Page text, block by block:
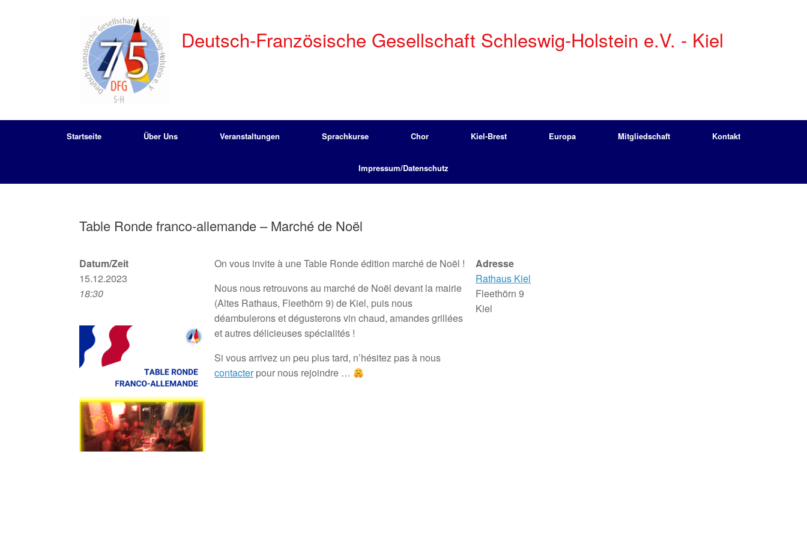
Deutsch-Französische Gesellschaft Schleswig-Holstein e.V. - Kiel
Startseite Über Uns Veranstaltungen Sprachkurse Chor Kiel-Brest Europa Mitgliedschaft Kontakt
Impressum/Datenschutz
Table Ronde franco-allemande – Marché de Noël
Datum/Zeit
15.12.2023
18:30
On vous invite à une Table Ronde édition marché de Noël !
Nous nous retrouvons au marché de Noël devant la mairie
(Altes Rathaus, Fleethörn 9) de Kiel, puis nous
déambulerons et dégusterons vin chaud, amandes grillées
et autres délicieuses spécialités !
Si vous arrivez un peu plus tard, n’hésitez pas à nous
contacterpour nous rejoindre …
Adresse
Rathaus Kiel
Fleethörn 9
Kiel